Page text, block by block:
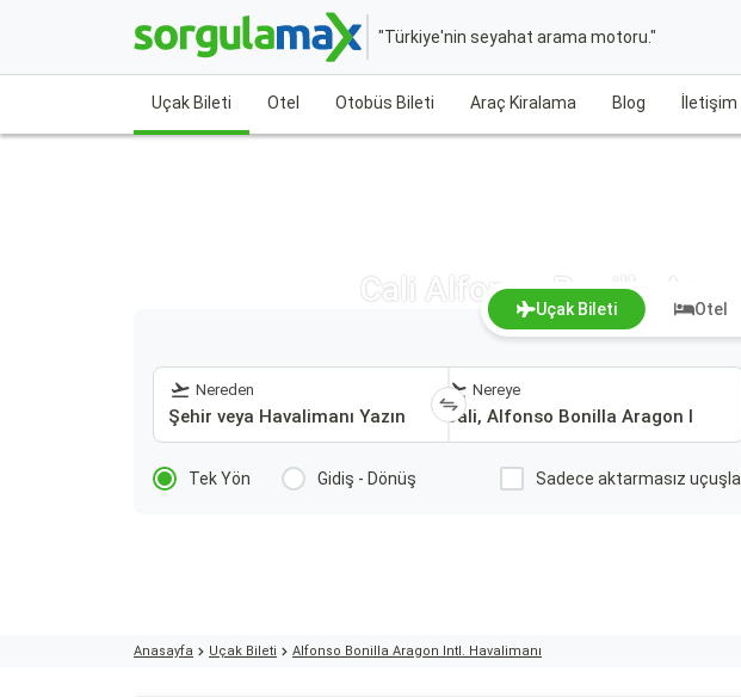
"Türkiye'nin seyahat arama motoru."
Uçak Bileti Otel Otobüs Bileti Araç Kiralama Blog İletişim
Cali Alfonso Bonilla
Uçak Bileti Otel
Nereden Nereye
Tek Yön Gidiş - Dönüş Sadece aktarmasız
Anasayfa Uçak Bileti Alfonso Bonilla Aragon Intl. Havalimanı